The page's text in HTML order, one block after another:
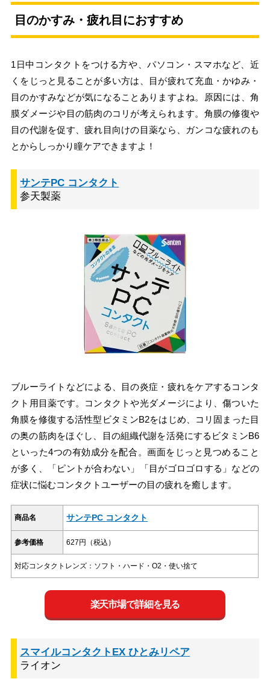
目のかすみ・疲れ目におすすめ
1日中コンタクトをつける方や、パソコン・スマホなど、近
くをじっと見ることが多い方は、目が疲れて充血・かゆみ・
目のかすみなどが気になることありますよね。原因には、角
膜ダメージや目の筋肉のコリが考えられます。角膜の修復や
目の代謝を促す、疲れ目向けの目薬なら、ガンコな疲れのも
とからしっかり瞳ケアできますよ！
サンテPC コンタクト
参天製薬
ブルーライトなどによる、目の炎症・疲れをケアするコンタ
クト用目薬です。コンタクトや光ダメージにより、傷ついた
角膜を修復する活性型ビタミンB2をはじめ、コリ固まった目
の奥の筋肉をほぐし、目の組織代謝を活発にするビタミンB6
といった4つの有効成分を配合。画面をじっと見つめること
が多く、「ピントが合わない」「目がゴロゴロする」などの
症状に悩むコンタクトユーザーの目の疲れを癒します。
商品名 サンテPC コンタクト
参考価格 627円（税込）
対応コンタクトレンズ：ソフト・ハード・O2・使い捨て
楽天市場で詳細を見る
スマイルコンタクトEX ひとみリペア
ライオン